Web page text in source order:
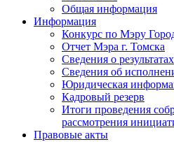
Общая информация
Информация
Конкурс по Мэру
Отчет Мэра г. Томска
Сведения о
Сведения об
Юридическая
Кадровый резерв
Итоги проведения
рассмотрения
Правовые акты